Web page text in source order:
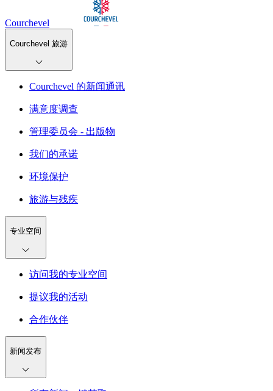
Courchevel
Courchevel 旅游
Courchevel 的新闻通讯
满意度调查
管理委员会 - 出版物
我们的承诺
环境保护
旅游与残疾
专业空间
访问我的专业空间
提议我的活动
合作伙伴
新闻发布